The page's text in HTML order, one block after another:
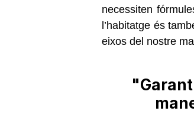
necessiten
l’habitatge és
eixos del nostre